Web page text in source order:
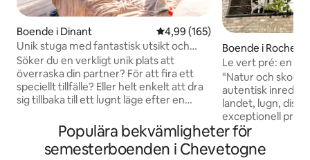
Boende i Dinant 4,99 av 5 i genomsnittligt
4,99 (165)
Unik stuga med fantastisk utsikt och
privat wellness
Söker du en verkligt unik plats att
överraska din partner? För att fira ett
speciellt tillfälle? Eller helt enkelt att dra
sig tillbaka till ett lugnt läge efter en
Clandestino - Luna, som ligger mitt i ett
naturreservat 5 minuter från centrum
av den underbara staden Dinant. Du
Boende i
Le vert pré: en
upptäcka naturen
"Natur och skog"
autentisk
landet, lugn,
exceptionell
och återhämtning Vi står till
förfogande ...
respekteras ... Möjlighet till frukost
Populära bekvämligheter för
semesterboenden i Chevetogne